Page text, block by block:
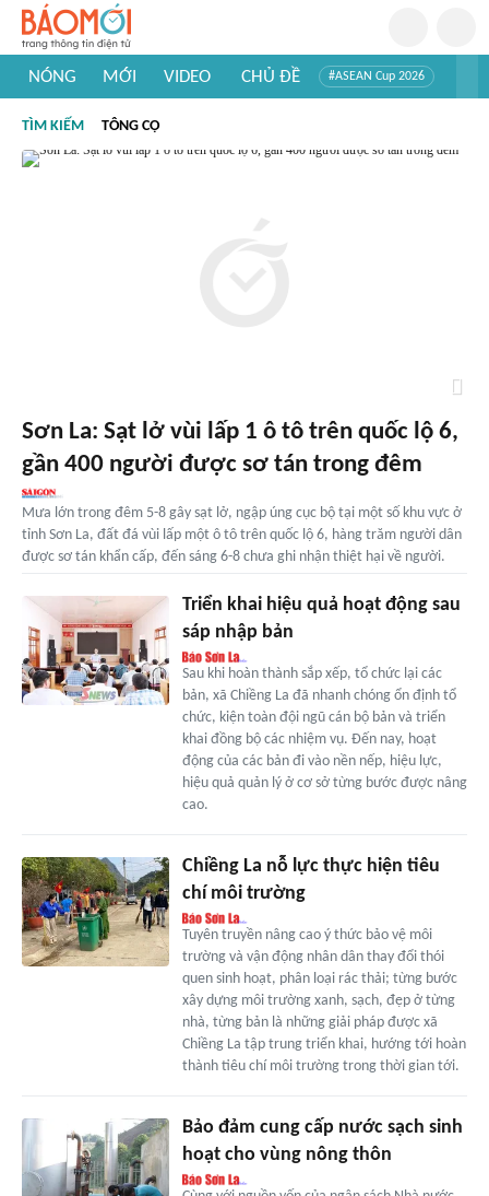
NÓNG MỚI VIDEO CHỦ ĐỀ #ASEAN Cup 2026
#Khám phá thế giới
TÌM KIẾM TÔNG CỌ
Sơn La: Sạt lở vùi lấp 1 ô tô trên quốc lộ 6,
gần 400 người được sơ tán trong đêm
Mưa lớn trong đêm 5-8 gây sạt lở, ngập úng cục bộ tại một số khu vực ở
tỉnh Sơn La, đất đá vùi lấp một ô tô trên quốc lộ 6, hàng trăm người dân
được sơ tán khẩn cấp, đến sáng 6-8 chưa ghi nhận thiệt hại về người.
Triển khai hiệu quả hoạt động sau
sáp nhập bản
Sau khi hoàn thành sắp xếp, tổ chức lại các
bản, xã Chiềng La đã nhanh chóng ổn định tổ
chức, kiện toàn đội ngũ cán bộ bản và triển
khai đồng bộ các nhiệm vụ. Đến nay, hoạt
động của các bản đi vào nền nếp, hiệu lực,
hiệu quả quản lý ở cơ sở từng bước được nâng
cao.
Chiềng La nỗ lực thực hiện tiêu
chí môi trường
Tuyên truyền nâng cao ý thức bảo vệ môi
trường và vận động nhân dân thay đổi thói
quen sinh hoạt, phân loại rác thải; từng bước
xây dựng môi trường xanh, sạch, đẹp ở từng
nhà, từng bản là những giải pháp được xã
Chiềng La tập trung triển khai, hướng tới hoàn
thành tiêu chí môi trường trong thời gian tới.
Bảo đảm cung cấp nước sạch sinh
hoạt cho vùng nông thôn